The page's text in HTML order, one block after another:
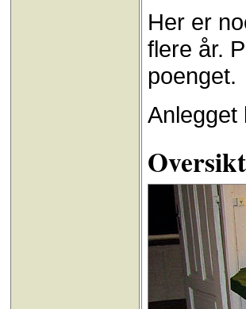
Her er
flere år.
poenget.
Anlegget